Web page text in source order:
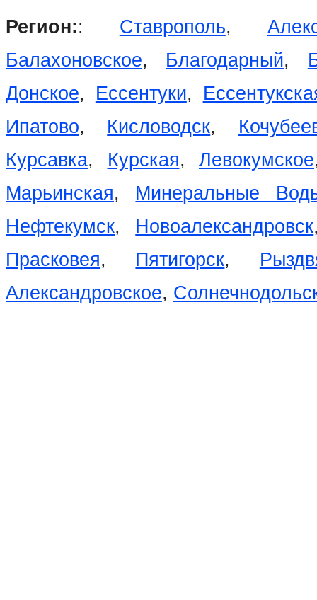
Регион:: Ставрополь,
Балахоновское, Благодарный,
Донское, Ессентуки,
Ипатово, Кисловодск,
Курсавка, Курская, Левокумское
Марьинская, Минеральные
Нефтекумск, Новоалександровск
Прасковея, Пятигорск,
Александровское,